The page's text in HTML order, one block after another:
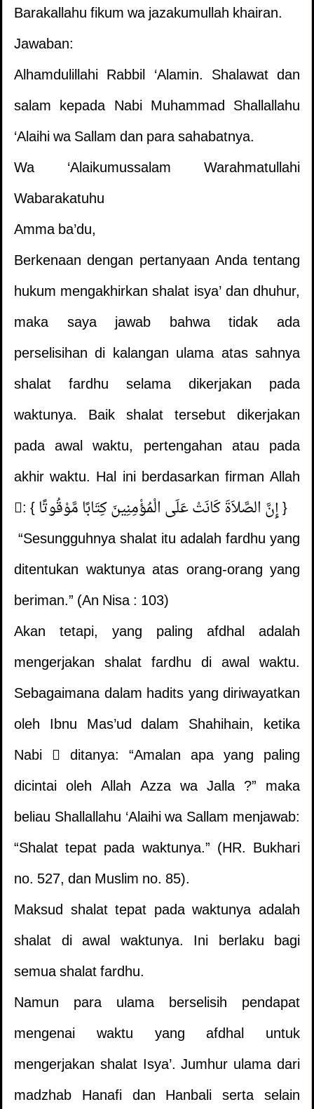
Barakallahu fikum wa jazakumullah khairan.
Jawaban:
Alhamdulillahi Rabbil ‘Alamin. Shalawat dan
salam kepada Nabi Muhammad Shallallahu
‘Alaihi wa Sallam dan para sahabatnya.
Wa ‘Alaikumussalam Warahmatullahi
Wabarakatuhu
Amma ba’du,
Berkenaan dengan pertanyaan Anda tentang
hukum mengakhirkan shalat isya’ dan dhuhur,
maka saya jawab bahwa tidak ada
perselisihan di kalangan ulama atas sahnya
shalat fardhu selama dikerjakan pada
waktunya. Baik shalat tersebut dikerjakan
pada awal waktu, pertengahan atau pada
akhir waktu. Hal ini berdasarkan firman Allah
: { إِنَّ الصَّلاَةَ كَانَتْ عَلَى الْمُؤْمِنِينَ كِتَابًا مَّوْقُوتًا }
“Sesungguhnya shalat itu adalah fardhu yang
ditentukan waktunya atas orang-orang yang
beriman.” (An Nisa : 103)
Akan tetapi, yang paling afdhal adalah
mengerjakan shalat fardhu di awal waktu.
Sebagaimana dalam hadits yang diriwayatkan
oleh Ibnu Mas’ud dalam Shahihain, ketika
Nabi  ditanya: “Amalan apa yang paling
dicintai oleh Allah Azza wa Jalla ?” maka
beliau Shallallahu ‘Alaihi wa Sallam menjawab:
“Shalat tepat pada waktunya.” (HR. Bukhari
no. 527, dan Muslim no. 85).
Maksud shalat tepat pada waktunya adalah
shalat di awal waktunya. Ini berlaku bagi
semua shalat fardhu.
Namun para ulama berselisih pendapat
mengenai waktu yang afdhal untuk
mengerjakan shalat Isya’. Jumhur ulama dari
madzhab Hanafi dan Hanbali serta selain